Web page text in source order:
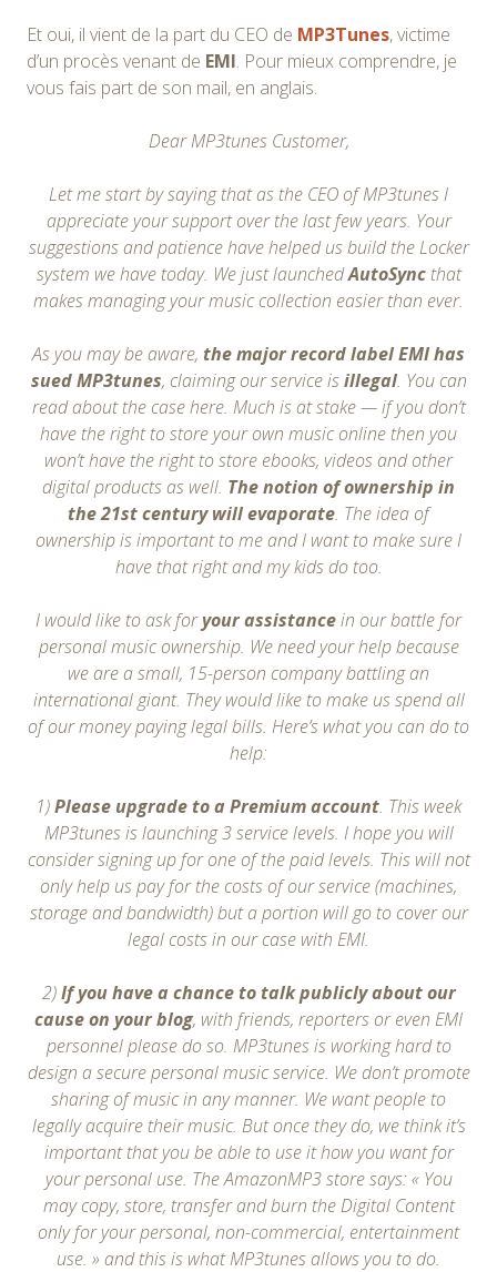
Et oui, il vient de la part du CEO de MP3Tunes, victime
d’un procès venant de EMI. Pour mieux comprendre, je
vous fais part de son mail, en anglais.
Dear MP3tunes Customer,
Let me start by saying that as the CEO of MP3tunes I
appreciate your support over the last few years. Your
suggestions and patience have helped us build the Locker
system we have today. We just launchedAutoSyncthat
makes managing your music collection easier than ever.
As you may be aware, the major record label EMI has
sued MP3tunes, claiming our service isillegal. You can
read about the case here. Much is at stake — if you don’t
have the right to store your own music online then you
won’t have the right to store ebooks, videos and other
digital products as well. The notion of ownership in
the 21st century will evaporate. The idea of
ownership is important to me and I want to make sure I
have that right and my kids do too.
I would like to ask foryour assistancein our battle for
personal music ownership. We need your help because
we are a small, 15-person company battling an
international giant. They would like to make us spend all
of our money paying legal bills. Here’s what you can do to
help:
1)Please upgrade to a Premium account. This week
MP3tunes is launching 3 service levels. I hope you will
consider signing up for one of the paid levels. This will not
only help us pay for the costs of our service (machines,
storage and bandwidth) but a portion will go to cover our
legal costs in our case with EMI.
2)If you have a chance to talk publicly about our
cause on your blog, with friends, reporters or even EMI
personnel please do so. MP3tunes is working hard to
design a secure personal music service. We don’t promote
sharing of music in any manner. We want people to
legally acquire their music. But once they do, we think it’s
important that you be able to use it how you want for
your personal use. The AmazonMP3 store says: « You
may copy, store, transfer and burn the Digital Content
only for your personal, non-commercial, entertainment
use. » and this is what MP3tunes allows you to do.